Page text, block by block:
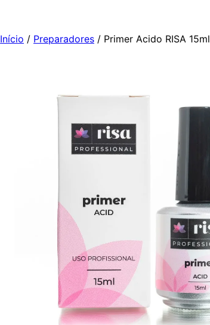
Início / Preparadores / Primer Acido RISA 15ml